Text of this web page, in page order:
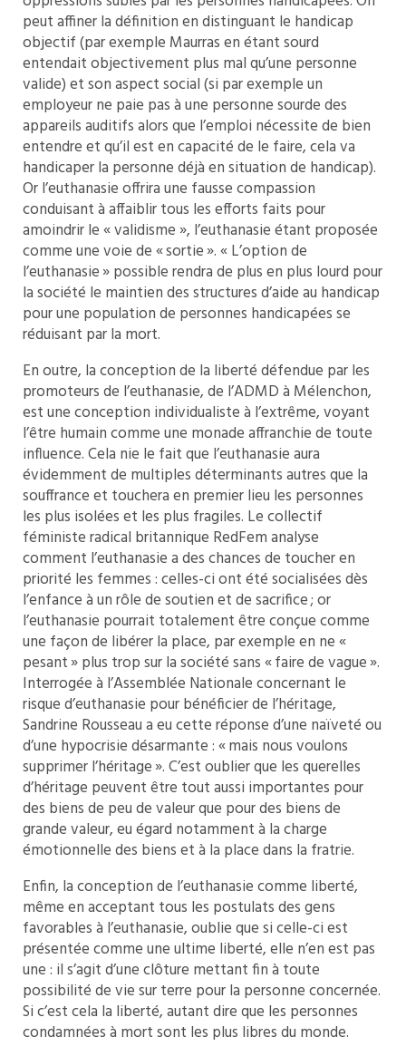
peut affiner la définition en distinguant le handicap
objectif (par exemple Maurras en étant sourd
entendait objectivement plus mal qu’une personne
valide) et son aspect social (si par exemple un
employeur ne paie pas à une personne sourde des
appareils auditifs alors que l’emploi nécessite de bien
entendre et qu’il est en capacité de le faire, cela va
handicaper la personne déjà en situation de handicap).
Or l’euthanasie offrira une fausse compassion
conduisant à affaiblir tous les efforts faits pour
amoindrir le « validisme », l’euthanasie étant proposée
comme une voie de « sortie ». « L’option de
l’euthanasie » possible rendra de plus en plus lourd pour
la société le maintien des structures d’aide au handicap
pour une population de personnes handicapées se
réduisant par la mort.
En outre, la conception de la liberté défendue par les
promoteurs de l’euthanasie, de l’ADMD à Mélenchon,
est une conception individualiste à l’extrême, voyant
l’être humain comme une monade affranchie de toute
influence. Cela nie le fait que l’euthanasie aura
évidemment de multiples déterminants autres que la
souffrance et touchera en premier lieu les personnes
les plus isolées et les plus fragiles. Le collectif
féministe radical britannique RedFem analyse
comment l’euthanasie a des chances de toucher en
priorité les femmes : celles-ci ont été socialisées dès
l’enfance à un rôle de soutien et de sacrifice ; or
l’euthanasie pourrait totalement être conçue comme
une façon de libérer la place, par exemple en ne «
pesant » plus trop sur la société sans « faire de vague ».
Interrogée à l’Assemblée Nationale concernant le
risque d’euthanasie pour bénéficier de l’héritage,
Sandrine Rousseau a eu cette réponse d’une naïveté ou
d’une hypocrisie désarmante : « mais nous voulons
supprimer l’héritage ». C’est oublier que les querelles
d’héritage peuvent être tout aussi importantes pour
des biens de peu de valeur que pour des biens de
grande valeur, eu égard notamment à la charge
émotionnelle des biens et à la place dans la fratrie.
Enfin, la conception de l’euthanasie comme liberté,
même en acceptant tous les postulats des gens
favorables à l’euthanasie, oublie que si celle-ci est
présentée comme une ultime liberté, elle n’en est pas
une : il s’agit d’une clôture mettant fin à toute
possibilité de vie sur terre pour la personne concernée.
Si c’est cela la liberté, autant dire que les personnes
condamnées à mort sont les plus libres du monde.